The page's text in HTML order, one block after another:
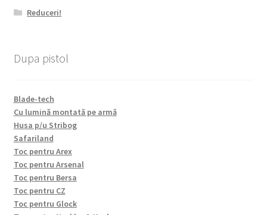
Reduceri!
Dupa pistol
Blade-tech
Cu lumină montată pe armă
Husa p/u Stribog
Safariland
Toc pentru Arex
Toc pentru Arsenal
Toc pentru Bersa
Toc pentru CZ
Toc pentru Glock